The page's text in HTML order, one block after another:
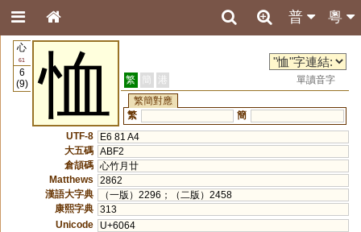
粵
普
心
61
6
(9)
恤 繁 簡 港
單讀音字
繁簡對應
繁
簡
UTF-8
E6 81 A4
大五碼 ABF2
倉頡碼 心竹月廿
Matthews
2862
漢語大字典
（一版）2296；（二版）2458
康熙字典 313
Unicode
U+6064